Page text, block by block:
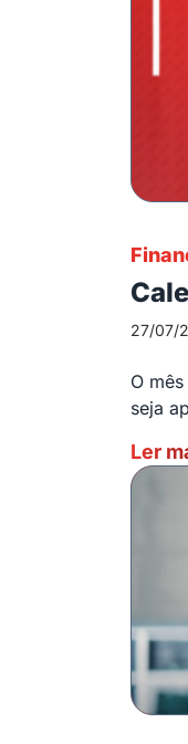
27/07/
O
seja
Ler